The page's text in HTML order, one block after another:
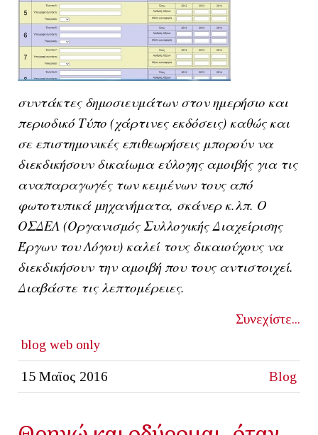
συντάκτες δημοσιευμάτων στον ημερήσιο και
περιοδικό Τύπο (χάρτινες εκδόσεις) καθώς και
σε επιστημονικές επιθεωρήσεις μπορούν να
διεκδικήσουν δικαίωμα εύλογης αμοιβής για τις
αναπαραγωγές των κειμένων τους από
φωτοτυπικά μηχανήματα, σκάνερ κ.λπ. Ο
ΟΣΔΕΛ (Οργανισμός Συλλογικής Διαχείρισης
Έργων του Λόγου) καλεί τους δικαιούχους να
διεκδικήσουν την αμοιβή που τους αντιστοιχεί.
Διαβάστε τις λεπτομέρειες.
Συνεχίστε...
blog web only
15 Μαϊος 2016 Blog